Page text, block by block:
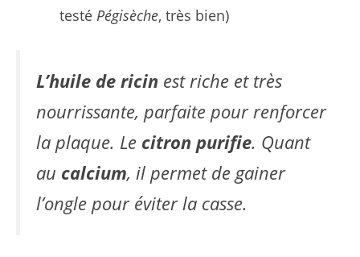
testé Pégisèche, très bien)
L’huile de ricin est riche et très
nourrissante, parfaite pour renforcer
la plaque. Le citron purifie. Quant
au calcium, il permet de gainer
l’ongle pour éviter la casse.